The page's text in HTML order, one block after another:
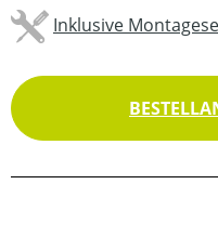
Inklusive